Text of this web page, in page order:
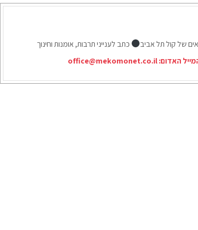
של קול תל אביב
כתב לענייני תרבות, אומנות וחינוך
האדום:office@mekomonet.co.il